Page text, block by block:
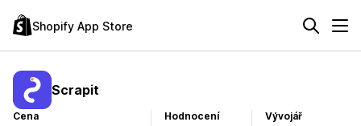
Shopify App Store
Scrapit
Cena
Hodnocení
Vývojář